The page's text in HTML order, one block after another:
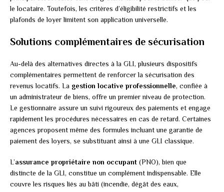
le locataire. Toutefois, les critères d’éligibilité restrictifs et les
plafonds de loyer limitent son application universelle.
Solutions complémentaires de sécurisation
Au-delà des alternatives directes à la GLI, plusieurs dispositifs
complémentaires permettent de renforcer la sécurisation des
revenus locatifs. La gestion locative professionnelle, confiée à
un administrateur de biens, offre un premier niveau de protection.
Le gestionnaire assure un suivi rigoureux des paiements et engage
rapidement les procédures nécessaires en cas de retard. Certaines
agences proposent même des formules incluant une garantie de
paiement des loyers, se substituant ainsi à une GLI classique.
L’assurance propriétaire non occupant (PNO), bien que
distincte de la GLI, constitue un complément indispensable. Elle
couvre les risques liés au bâti (incendie, dégât des eaux,